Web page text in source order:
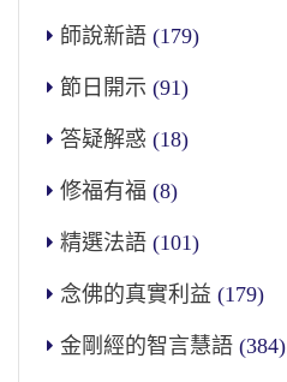
師說新語 (179)
節日開示 (91)
答疑解惑 (18)
修福有福 (8)
精選法語 (101)
念佛的真實利益 (179)
金剛經的智言慧語 (384)